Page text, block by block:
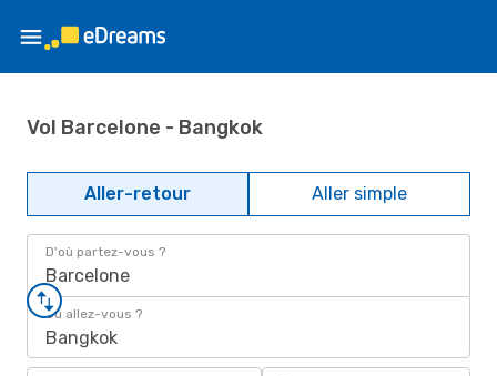
Vol Barcelone - Bangkok
Aller-retour Aller simple
D'où partez-vous ?
Barcelone
Où allez-vous ?
Bangkok